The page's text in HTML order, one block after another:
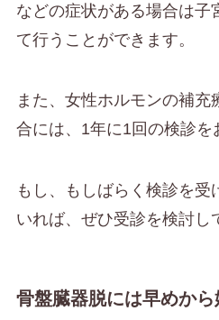
などの症状がある場合は子
て行うことができます。
また、女性ホルモンの補充
合には、1年に1回の検診を
もし、もしばらく検診を受
いれば、ぜひ受診を検討し
骨盤臓器脱には早めから